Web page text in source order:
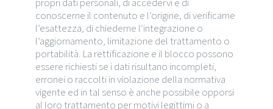
conoscerne il contenuto e l’origine, di verificarne
l’esattezza, di chiederne l’integrazione o
l’aggiornamento, limitazione del trattamento o
portabilità. La rettificazione e il blocco possono
essere richiesti se i dati risultano incompleti,
erronei o raccolti in violazione della normativa
vigente ed in tal senso è anche possibile opporsi
al loro trattamento per motivi legittimi o a